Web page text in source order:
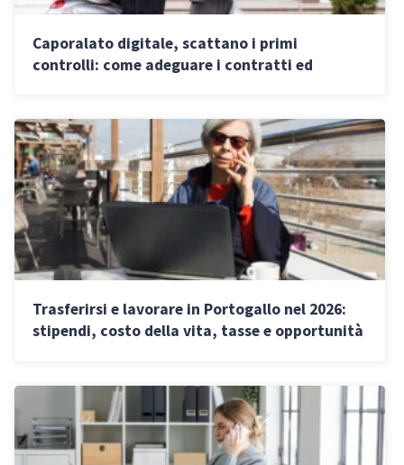
Caporalato digitale, scattano i primi
controlli: come adeguare i contratti ed
Trasferirsi e lavorare in Portogallo nel 2026:
stipendi, costo della vita, tasse e opportunità